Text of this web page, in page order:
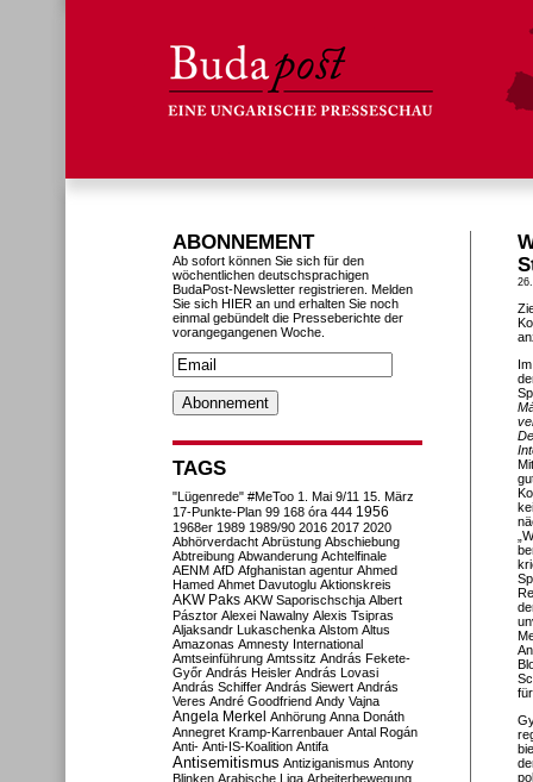
ABONNEMENT
Ab sofort können Sie sich für den
wöchentlichen deutschsprachigen
BudaPost-Newsletter registrieren. Melden
Sie sich HIER an und erhalten Sie noch
einmal gebündelt die Presseberichte der
vorangegangenen Woche.
TAGS
"Lügenrede" #MeToo 1. Mai 9/11 15. März
17-Punkte-Plan 99 168 óra 444 1956
1968er 1989 1989/90 2016 2017 2020
Abhörverdacht Abrüstung Abschiebung
Abtreibung Abwanderung Achtelfinale
AENM AfD Afghanistan agentur Ahmed
Hamed Ahmet Davutoglu Aktionskreis
AKW Paks AKW Saporischschja Albert
Pásztor Alexei Nawalny Alexis Tsipras
Aljaksandr Lukaschenka Alstom Altus
Amazonas Amnesty International
Amtseinführung Amtssitz András Fekete-
Győr András Heisler András Lovasi
András Schiffer András Siewert András
Veres André Goodfriend Andy Vajna
Angela Merkel Anhörung Anna Donáth
Annegret Kramp-Karrenbauer Antal Rogán
Anti- Anti-IS-Koalition Antifa
Antisemitismus Antiziganismus Antony
Blinken Arabische Liga Arbeiterbewegung